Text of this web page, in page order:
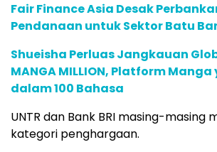
Fair Finance Asia Desak
Pendanaan untuk Sektor Batu
Shueisha Perluas Jangkauan
MANGA MILLION, Platform
dalam 100 Bahasa
UNTR dan Bank BRI masing-masing
kategori penghargaan.